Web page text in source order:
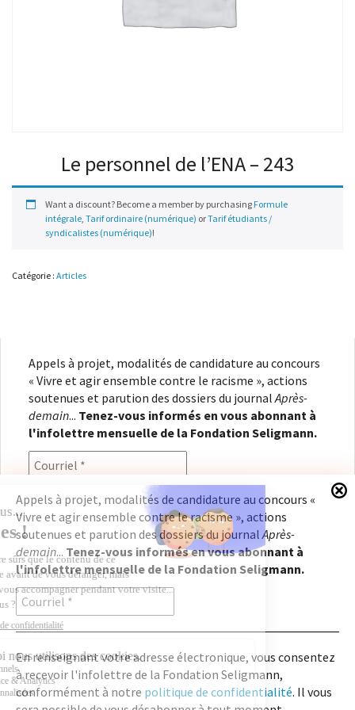
Le personnel de l’ENA – 243
Want a discount? Become a member by purchasing Formule
intégrale, Tarif ordinaire (numérique) orTarif étudiants /
syndicalistes (numérique)!
Catégorie : Articles
Appels à projet, modalités de candidature au concours
« Vivre et agir ensemble contre le racisme », actions
soutenues et parution des dossiers du journalAprès-
demain... Tenez-vous informés en vous abonnant à
l'infolettre mensuelle de la Fondation Seligmann.
En renseignant votre adresse électronique, vous
consentez à recevoir l'infolettre de la Fondation
Seligmann, conformément à notrepolitique de
confidentialité. Il vous sera possible de vous
désabonner à tout moment.
Copyright © 2026Fondation Seligmann|Mentions légales|Crédits
Fondation Seligmann
Journal Après-demain
Appels à projet, modalités de candidature au concours «
Vivre et agir ensemble contre le racisme », actions
soutenues et parution des dossiers du journalAprès-
demain... Tenez-vous informés en vous abonnant à
l'infolettre mensuelle de la Fondation Seligmann.
En renseignant votre adresse électronique, vous consentez
à recevoir l'infolettre de la Fondation Seligmann,
conformément à notre politique de confidentialité. Il vous